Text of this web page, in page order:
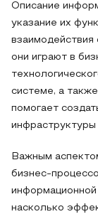
Описание
указание их
взаимодействия
они играют в
системе, а
помогает
инфраструктуры
Важным
бизнес-
информационной
насколько